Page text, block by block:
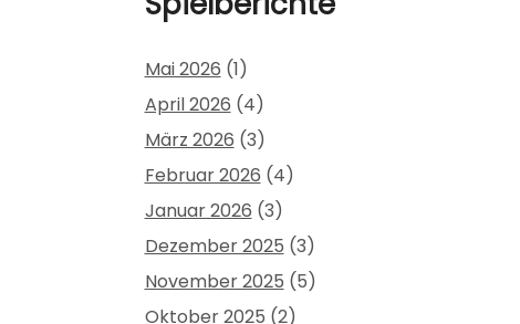
Mai 2026 (1)
April 2026 (4)
März 2026 (3)
Februar 2026 (4)
Januar 2026 (3)
Dezember 2025 (3)
November 2025 (5)
Oktober 2025 (2)